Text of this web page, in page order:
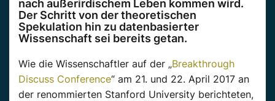
nach außerirdischem Leben kommen wird.
Der Schritt von der theoretischen
Spekulation hin zu datenbasierter
Wissenschaft sei bereits getan.
Wie die Wissenschaftler auf der „Breakthrough
Discuss Conference“ am 21. und 22. April 2017 an
der renommierten Stanford University berichteten,